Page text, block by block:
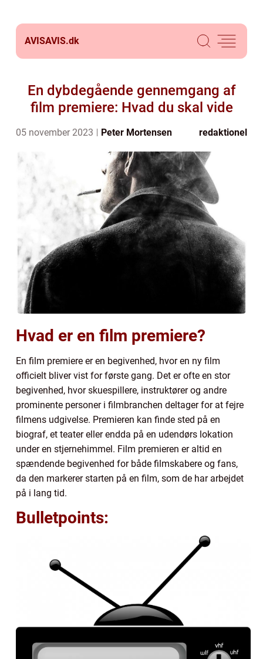
AVISAVIS.dk
En dybdegående gennemgang af
film premiere: Hvad du skal vide
05 november 2023 Peter Mortensen redaktionel
Hvad er en film premiere?
En film premiere er en begivenhed, hvor en ny film
officielt bliver vist for første gang. Det er ofte en stor
begivenhed, hvor skuespillere, instruktører og andre
prominente personer i filmbranchen deltager for at fejre
filmens udgivelse. Premieren kan finde sted på en
biograf, et teater eller endda på en udendørs lokation
under en stjernehimmel. Film premieren er altid en
spændende begivenhed for både filmskabere og fans,
da den markerer starten på en film, som de har arbejdet
på i lang tid.
Bulletpoints: